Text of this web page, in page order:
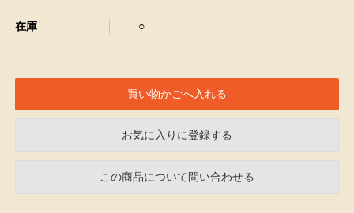
在庫 ○
お気に入りに登録する
この商品について問い合わせる